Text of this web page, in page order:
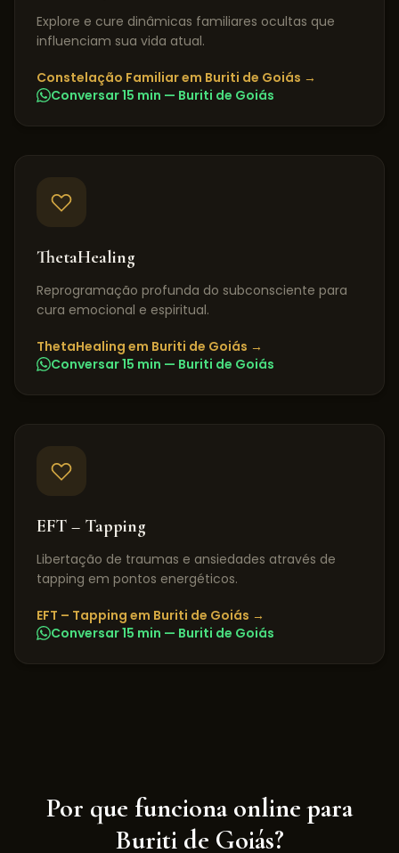
Explore e cure dinâmicas familiares ocultas que
influenciam sua vida atual.
Constelação Familiarem Buriti de Goiás →
Conversar 15 min — Buriti de Goiás
ThetaHealing
Reprogramação profunda do subconsciente para
cura emocional e espiritual.
ThetaHealing em Buriti de Goiás →
Conversar 15 min — Buriti de Goiás
EFT – Tapping
Libertação de traumas e ansiedades através de
tapping em pontos energéticos.
EFT – Tapping em Buriti de Goiás →
Conversar 15 min — Buriti de Goiás
Por que funciona online para
Buriti de Goiás?